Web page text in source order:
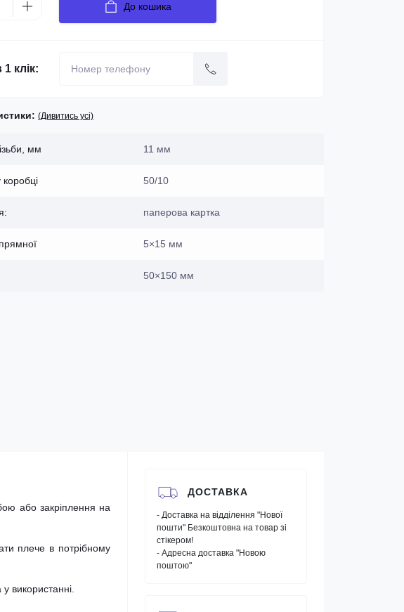
До кошика
клік:
(Дивитись усі)
мм 11 мм
коробці 50/10
паперова картка
5×15 мм
50×150 мм
або закріплення на
плече в потрібному
використанні.
ДОСТАВКА
- Доставка на відділення "Нової
пошти" Безкоштовна на товар зі
стікером!
- Адресна доставка "Новою
поштою"